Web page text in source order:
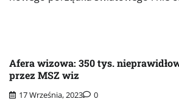
Afera wizowa: 350 tys.
przez MSZ wiz
17 Września, 2023 0